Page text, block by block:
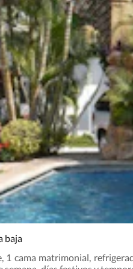
baja
cama matrimonial,